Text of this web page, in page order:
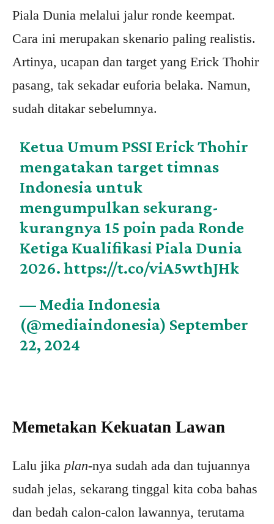
Piala Dunia melalui jalur ronde keempat.
Cara ini merupakan skenario paling realistis.
Artinya, ucapan dan target yang Erick Thohir
pasang, tak sekadar euforia belaka. Namun,
sudah ditakar sebelumnya.
Ketua Umum PSSI Erick Thohir
mengatakan target timnas
Indonesia untuk
mengumpulkan sekurang-
kurangnya 15 poin pada Ronde
Ketiga Kualifikasi Piala Dunia
2026.https://t.co/viA5wthJHk
— Media Indonesia
(@mediaindonesia) September
22, 2024
Memetakan Kekuatan Lawan
Lalu jika plan-nya sudah ada dan tujuannya
sudah jelas, sekarang tinggal kita coba bahas
dan bedah calon-calon lawannya, terutama